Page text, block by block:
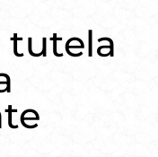
tutela